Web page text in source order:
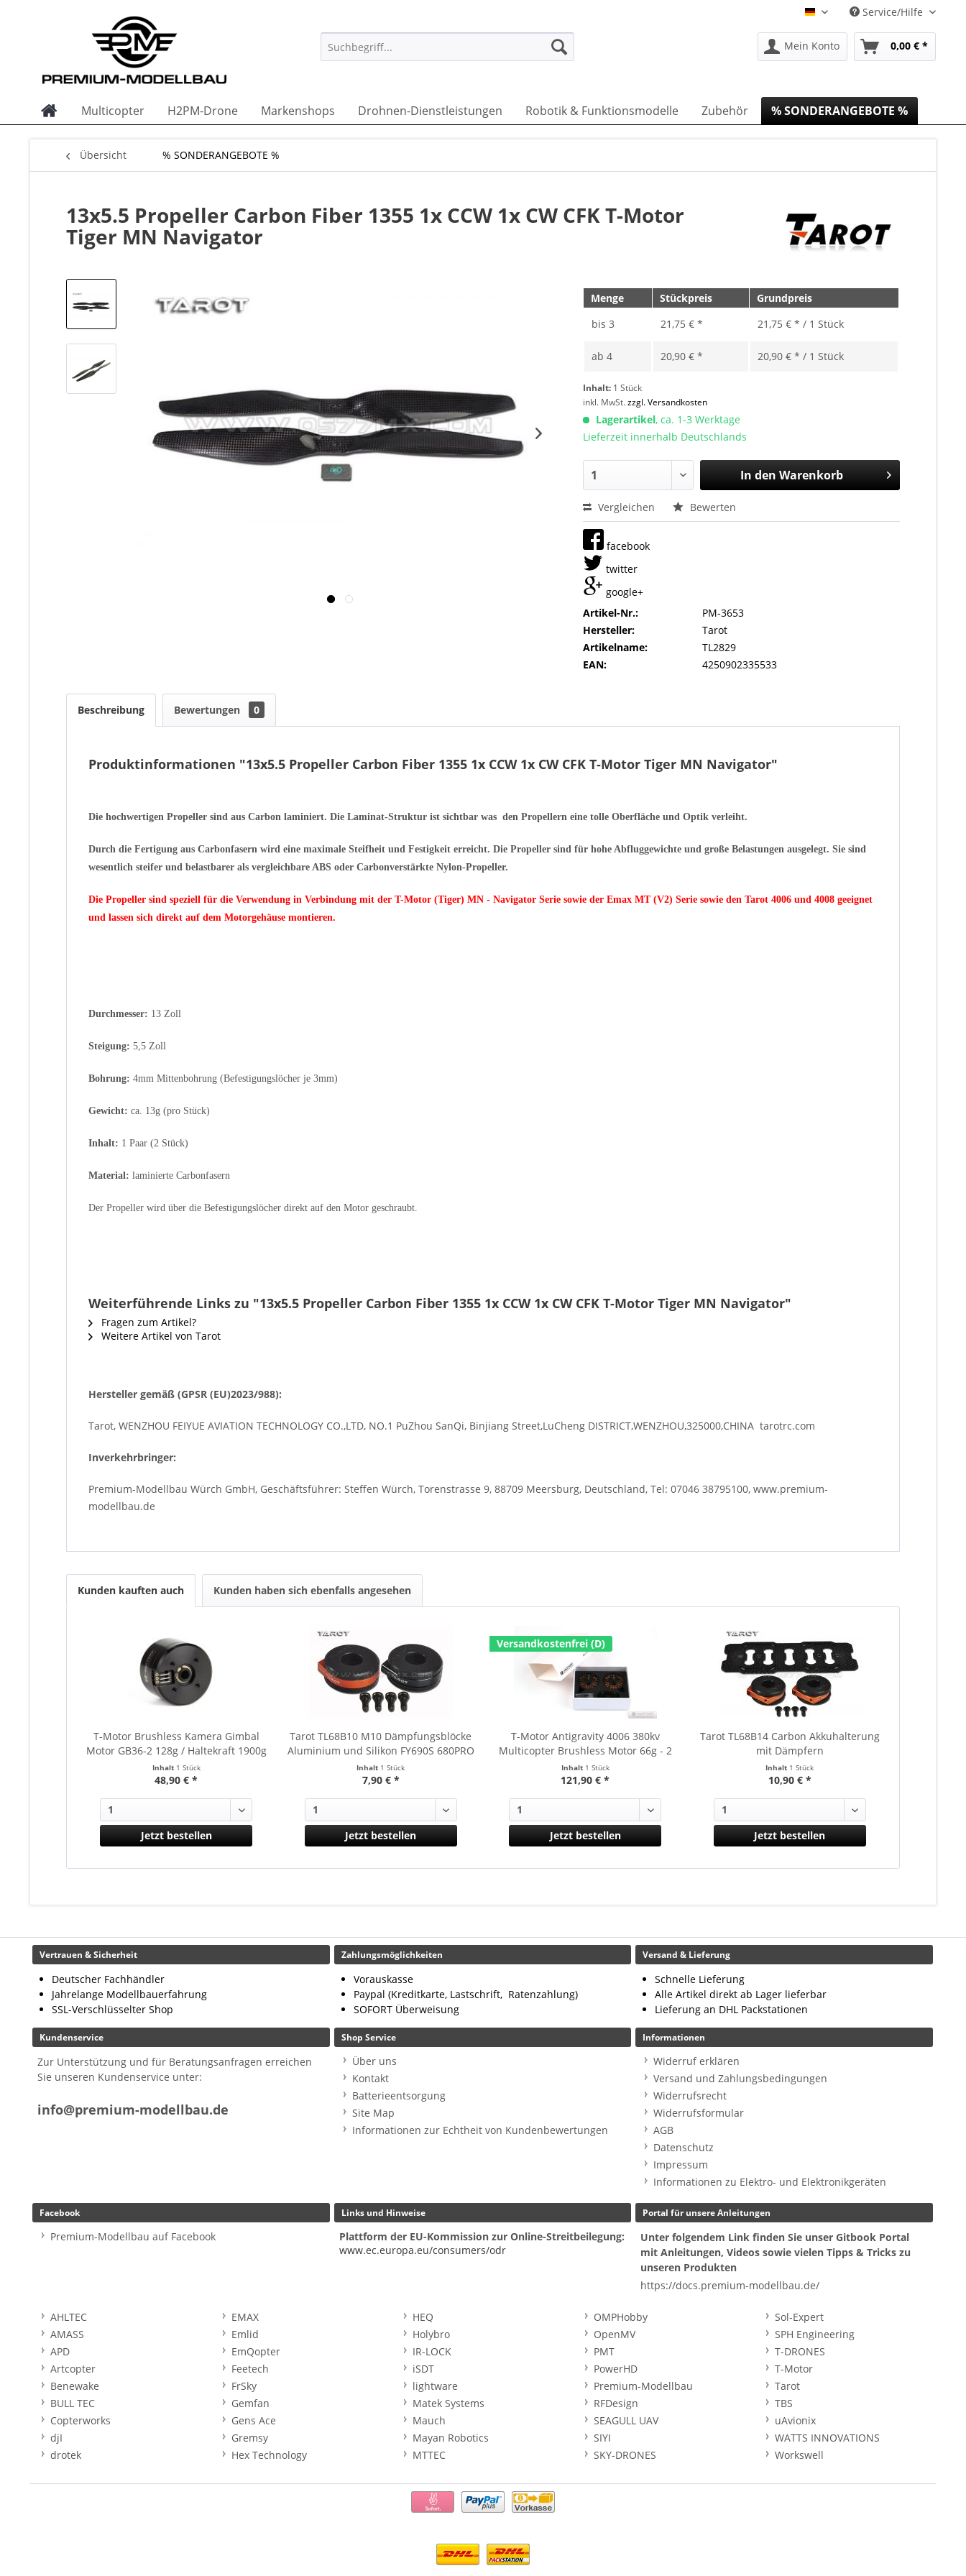
DE Service/Hilfe
Mein Konto 0,00 € *
Multicopter H2PM-Drone Markenshops Drohnen-Dienstleistungen Robotik & Funktionsmodelle Zubehör % SONDERANGEBOTE %
Übersicht % SONDERANGEBOTE %
13x5.5 Propeller Carbon Fiber 1355 1x CCW 1x CW CFK T-Motor
Tiger MN Navigator
Menge Stückpreis
Grundpreis
bis3 21,75 € * 21,75 € * / 1 Stück
ab4 20,90 € * 20,90 € * / 1 Stück
Inhalt: 1 Stück
inkl. MwSt.zzgl. Versandkosten
Lagerartikel, ca. 1-3 Werktage
Lieferzeit innerhalb Deutschlands
In den Warenkorb
Vergleichen Bewerten
facebook
twitter
google+
Artikel-Nr.:
PM-3653
Hersteller:
Tarot
Artikelname:
TL2829
EAN:
4250902335533
Beschreibung Bewertungen 0
Produktinformationen "13x5.5 Propeller Carbon Fiber 1355 1x CCW 1x CW CFK T-Motor Tiger MN Navigator"
Die hochwertigen Propeller sind aus Carbon laminiert. Die Laminat-Struktur ist sichtbar was den Propellern eine tolle Oberfläche und Optik verleiht.
Durch die Fertigung aus Carbonfasern wird eine maximale Steifheit und Festigkeit erreicht. Die Propeller sind für hohe Abfluggewichte und große Belastungen ausgelegt. Sie sind
wesentlich steifer und belastbarer als vergleichbare ABS oder Carbonverstärkte Nylon-Propeller.
Die Propeller sind speziell für die Verwendung in Verbindung mit der T-Motor (Tiger) MN - Navigator Serie sowie der Emax MT (V2) Serie sowie den Tarot 4006 und 4008 geeignet
und lassen sich direkt auf dem Motorgehäuse montieren.
Durchmesser: 13 Zoll
Steigung: 5,5 Zoll
Bohrung: 4mm Mittenbohrung (Befestigungslöcher je 3mm)
Gewicht: ca. 13g (pro Stück)
Inhalt: 1 Paar (2 Stück)
Material: laminierte Carbonfasern
Der Propeller wird über die Befestigungslöcher direkt auf den Motor geschraubt.
Weiterführende Links zu "13x5.5 Propeller Carbon Fiber 1355 1x CCW 1x CW CFK T-Motor Tiger MN Navigator"
Fragen zum Artikel?
Weitere Artikel von Tarot
Hersteller gemäß (GPSR (EU)2023/988):
Tarot, WENZHOU FEIYUE AVIATION TECHNOLOGY CO.,LTD, NO.1 PuZhou SanQi, Binjiang Street,LuCheng DISTRICT,WENZHOU,325000,CHINA tarotrc.com
Inverkehrbringer:
Premium-Modellbau Würch GmbH, Geschäftsführer: Steffen Würch, Torenstrasse 9, 88709 Meersburg, Deutschland, Tel: 07046 38795100, www.premium-
modellbau.de
Kunden kauften auch Kunden haben sich ebenfalls angesehen
T-Motor Brushless Kamera Gimbal
Motor GB36-2 128g / Haltekraft 1900g
Inhalt 1 Stück
48,90 € *
Jetzt bestellen
Tarot TL68B10 M10 Dämpfungsblöcke
Aluminium und Silikon FY690S 680PRO
Inhalt 1 Stück
7,90 € *
Jetzt bestellen
Versandkostenfrei (D)
T-Motor Antigravity 4006 380kv
Multicopter Brushless Motor 66g - 2
Stk
Inhalt 1 Stück
121,90 € *
Jetzt bestellen
Tarot TL68B14 Carbon Akkuhalterung
mit Dämpfern
Inhalt 1 Stück
10,90 € *
Jetzt bestellen
Vertrauen & Sicherheit
Deutscher Fachhändler
Jahrelange Modellbauerfahrung
SSL-Verschlüsselter Shop
Zahlungsmöglichkeiten
Vorauskasse
Paypal (Kreditkarte, Lastschrift, Ratenzahlung)
SOFORT Überweisung
Versand & Lieferung
Schnelle Lieferung
Alle Artikel direkt ab Lager lieferbar
Lieferung an DHL Packstationen
Kundenservice
Zur Unterstützung und für Beratungsanfragen erreichen
Sie unseren Kundenservice unter:
info@premium-modellbau.de
Shop Service
Über uns
Kontakt
Batterieentsorgung
Site Map
Informationen zur Echtheit von Kundenbewertungen
Informationen
Widerruf erklären
Versand und Zahlungsbedingungen
Widerrufsrecht
Widerrufsformular
AGB
Datenschutz
Impressum
Informationen zu Elektro- und Elektronikgeräten
Facebook
Premium-Modellbau auf Facebook
Links und Hinweise
Plattform der EU-Kommission zur Online-Streitbeilegung:
www.ec.europa.eu/consumers/odr
Portal für unsere Anleitungen
Unter folgendem Link finden Sie unser Gitbook Portal
mit Anleitungen, Videos sowie vielen Tipps & Tricks zu
unseren Produkten
https://docs.premium-modellbau.de/
AHLTEC
AMASS
APD
Artcopter
Benewake
BULL TEC
Copterworks
djI
drotek
EMAX
Emlid
EmQopter
Feetech
FrSky
Gemfan
Gens Ace
Gremsy
Hex Technology
HEQ
Holybro
IR-LOCK
iSDT
lightware
Matek Systems
Mauch
Mayan Robotics
MTTEC
OMPHobby
OpenMV
PMT
PowerHD
Premium-Modellbau
RFDesign
SEAGULL UAV
SIYI
SKY-DRONES
Sol-Expert
SPH Engineering
T-DRONES
T-Motor
Tarot
TBS
uAvionix
WATTS INNOVATIONS
Workswell